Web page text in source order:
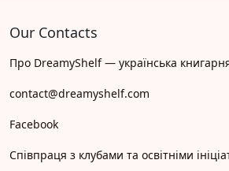
Our Contacts
Про DreamyShelf — українська
contact@dreamyshelf.com
Facebook
Співпраця з клубами та освітніми